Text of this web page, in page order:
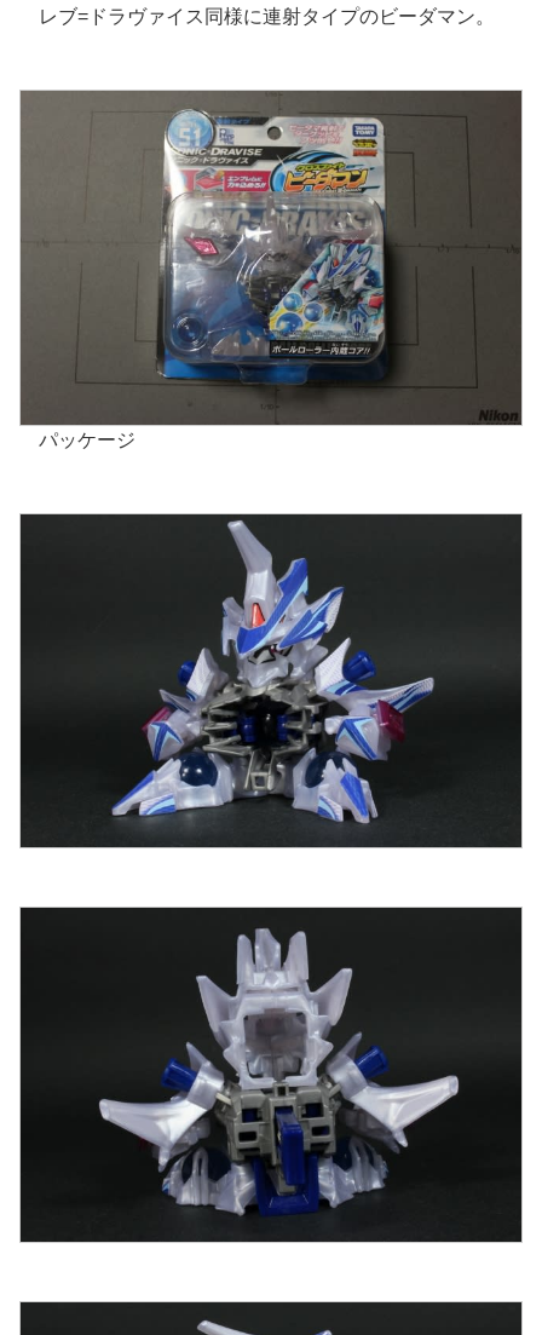
レブ=ドラヴァイス同様に連射タイプのビーダマン。
パッケージ